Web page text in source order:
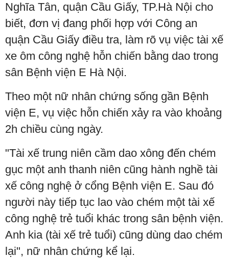
Nghĩa Tân, quận Cầu Giấy, TP.Hà Nội cho
biết, đơn vị đang phối hợp với Công an
quận Cầu Giấy điều tra, làm rõ vụ việc tài xế
xe ôm công nghệ hỗn chiến bằng dao trong
sân Bệnh viện E Hà Nội.
Theo một nữ nhân chứng sống gần Bệnh
viện E, vụ việc hỗn chiến xảy ra vào khoảng
2h chiều cùng ngày.
"Tài xế trung niên cầm dao xông đến chém
gục một anh thanh niên cũng hành nghề tài
xế công nghệ ở cổng Bệnh viện E. Sau đó
người này tiếp tục lao vào chém một tài xế
công nghệ trẻ tuổi khác trong sân bệnh viện.
Anh kia (tài xế trẻ tuổi) cũng dùng dao chém
lại", nữ nhân chứng kể lại.